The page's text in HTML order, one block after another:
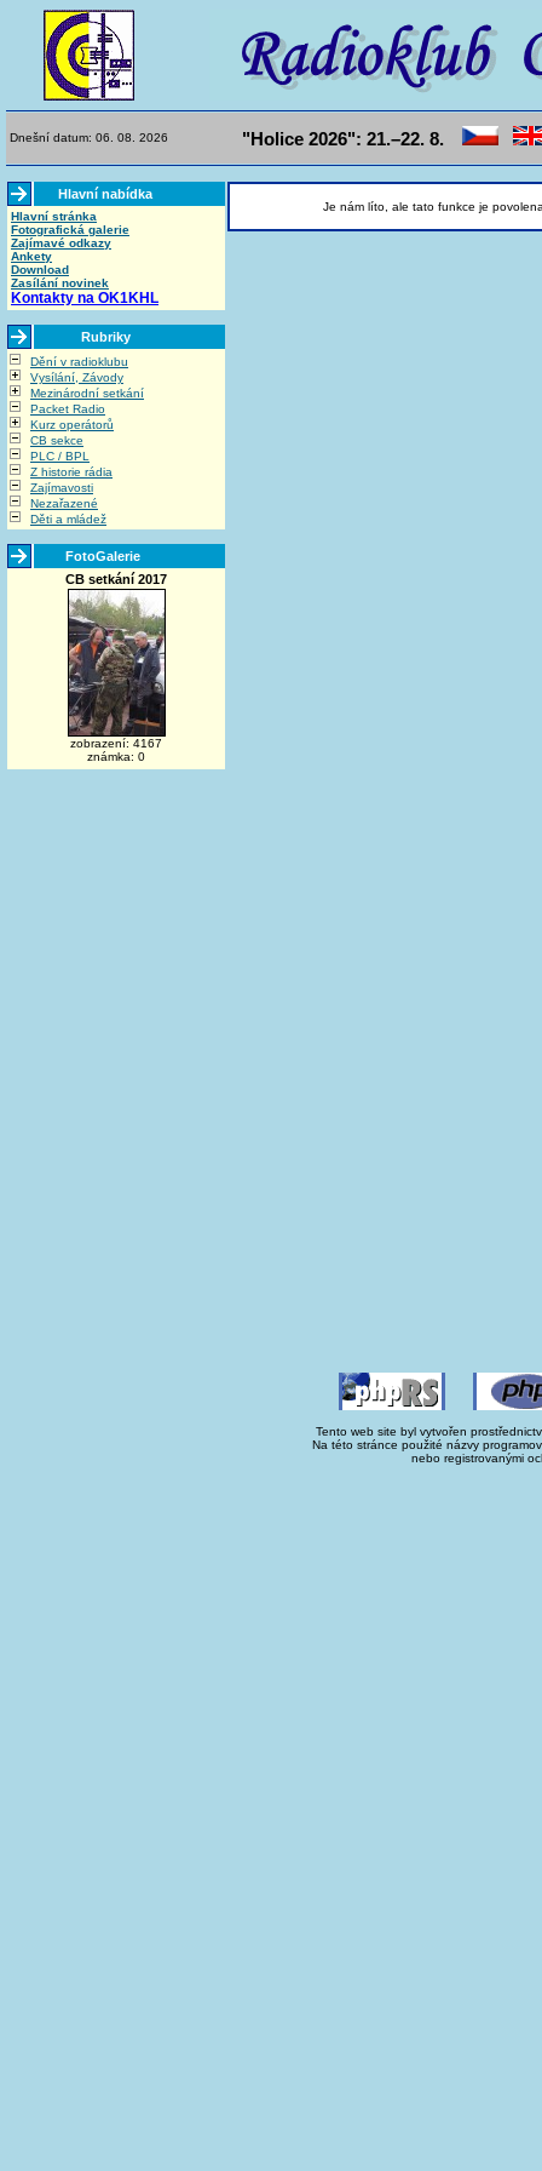
Dnešní datum: 06. 08. 2026 "Holice 2026": 21.–22. 8.
Hlavní nabídka
Hlavní stránka
Fotografická galerie
Zajímavé odkazy
Ankety
Download
Zasílání novinek
Kontakty na OK1KHL
Rubriky
Dění v radioklubu
Vysílání, Závody
Mezinárodní setkání
Packet Radio
Kurz operátorů
CB sekce
PLC / BPL
Z historie rádia
Zajímavosti
Nezařazené
Děti a mládež
FotoGalerie
CB setkání 2017
zobrazení: 4167
známka: 0
Je nám líto, ale tato funkce je
Tento web site byl vytvořen
Na této stránce použité názvy
nebo registrovanými